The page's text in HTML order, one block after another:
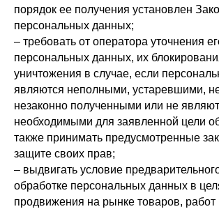
порядок ее получения установлен
персональных данных;
– требовать от оператора уточнения
персональных данных, их
уничтожения в случае, если
являются неполными, устаревшими,
незаконно полученными или не
необходимыми для заявленной цели
также принимать предусмотренные
защите своих прав;
– выдвигать условие
обработке персональных данных в
продвижения на рынке товаров, работ